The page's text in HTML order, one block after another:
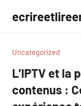
contenu
Uncategorized
L’IPTV et la
contenus :